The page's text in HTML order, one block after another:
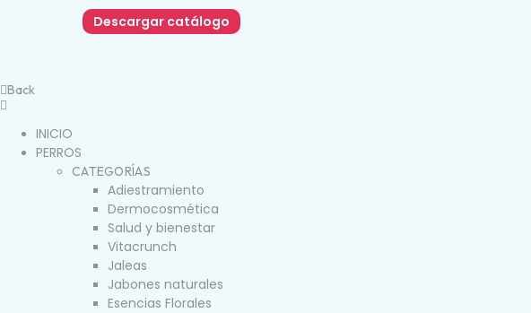
Descargar catálogo
Back
INICIO
PERROS
CATEGORÍAS
Adiestramiento
Dermocosmética
Salud y bienestar
Vitacrunch
Jaleas
Jabones naturales
Esencias Florales